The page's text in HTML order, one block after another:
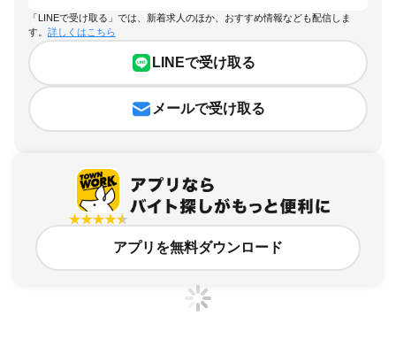
「LINEで受け取る」では、新着求人のほか、おすすめ情報なども配信しま
す。 詳しくはこちら
LINEで受け取る
メールで受け取る
アプリを無料ダウンロード